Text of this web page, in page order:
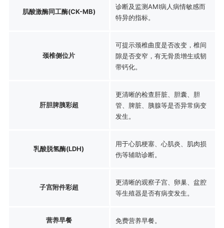
肌酸激酶同工酶(CK-MB)
诊断及监测AMI病人病情敏感而
特异的指标。
颈椎侧位片
可提示颈椎曲度是否改变，椎间
隙是否变窄，有无骨质增生或韧
带钙化。
肝胆脾胰彩超
更清晰的检查肝脏、胆囊、胆
管、脾脏、胰腺等是否异常病变
发生。
乳酸脱氢酶(LDH)
用于心肌梗塞、心肌炎、肌肉损
伤等辅助诊断。
子宫附件彩超
更清晰的观察子宫、卵巢、盆腔
等生殖器是否有病变发生。
营养早餐 免费营养早餐。